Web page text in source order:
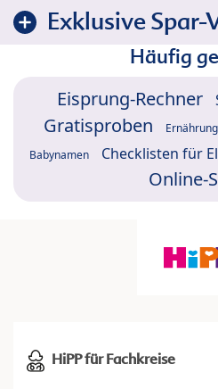
Exklusive Spar-
Häufig
Eisprung-Rechner
Gratisproben
Babynamen Checklisten für
Online-
HiPP für Fachkreise